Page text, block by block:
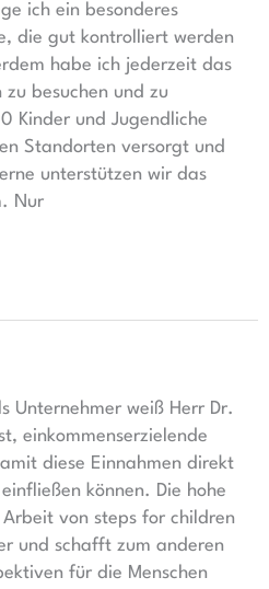
ich ein besonderes
die gut kontrolliert werden
habe ich jederzeit das
besuchen und zu
Kinder und Jugendliche
Standorten versorgt und
unterstützen wir das
Nur
Unternehmer weiß Herr Dr.
einkommenserzielende
diese Einnahmen direkt
können. Die hohe
von steps for children
und schafft zum anderen
für die Menschen